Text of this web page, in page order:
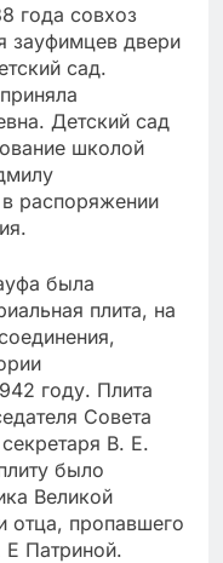
года совхоз
зауфимцев двери
сад.
Детский сад
школой
распоряжении
была
плита, на
году. Плита
Совета
В. Е.
было
Великой
отца, пропавшего
Е Патриной.